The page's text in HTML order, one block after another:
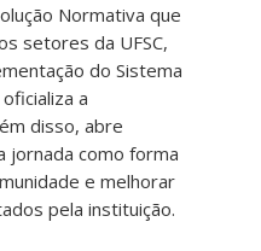
Normativa que
setores da UFSC,
do Sistema
a
disso, abre
jornada como forma
e melhorar
pela instituição.